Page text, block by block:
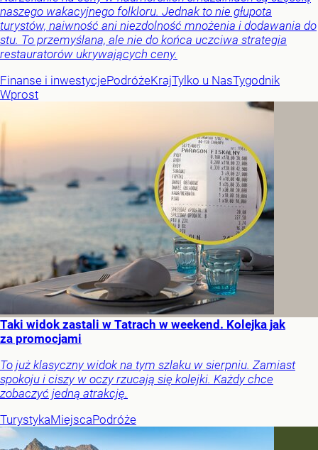
naszego wakacyjnego folkloru. Jednak to nie głupota
turystów, naiwność ani niezdolność mnożenia i dodawania do
stu. To przemyślana, ale nie do końca uczciwa strategia
restauratorów ukrywających ceny.
Finanse i inwestycjePodróżeKrajTylko u NasTygodnik
Wprost
Taki widok zastali w Tatrach w weekend. Kolejka jak
za promocjami
To już klasyczny widok na tym szlaku w sierpniu. Zamiast
spokoju i ciszy w oczy rzucają się kolejki. Każdy chce
zobaczyć jedną atrakcję.
TurystykaMiejscaPodróże